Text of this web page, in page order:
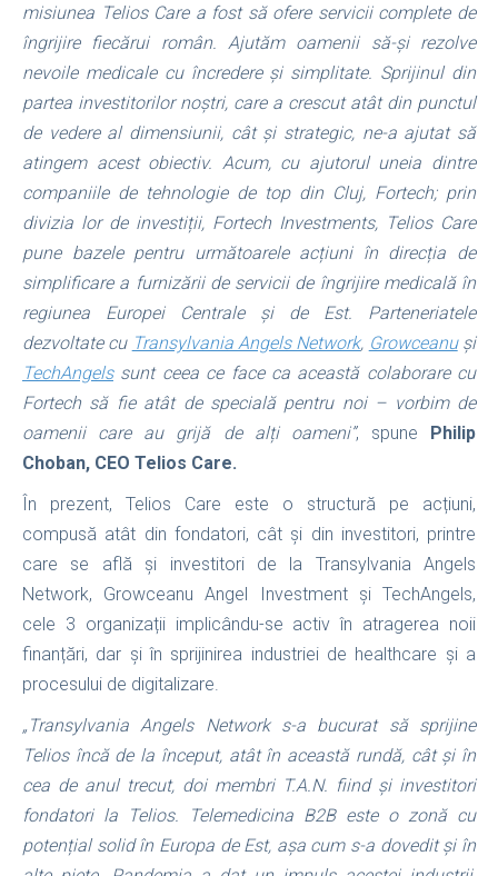
misiunea Telios Care a fost să ofere servicii complete de
îngrijire fiecărui român. Ajutăm oamenii să-și rezolve
nevoile medicale cu încredere și simplitate. Sprijinul din
partea investitorilor noștri, care a crescut atât din punctul
de vedere al dimensiunii, cât și strategic, ne-a ajutat să
atingem acest obiectiv. Acum, cu ajutorul uneia dintre
companiile de tehnologie de top din Cluj, Fortech; prin
divizia lor de investiții, Fortech Investments, Telios Care
pune bazele pentru următoarele acțiuni în direcția de
simplificare a furnizării de servicii de îngrijire medicală în
regiunea Europei Centrale și de Est. Parteneriatele
dezvoltate cu Transylvania Angels Network, Growceanuși
TechAngelssunt ceea ce face ca această colaborare cu
Fortech să fie atât de specială pentru noi – vorbim de
oamenii care au grijă de alți oameni”, spune Philip
Choban, CEO Telios Care.
În prezent, Telios Care este o structură pe acțiuni,
compusă atât din fondatori, cât și din investitori, printre
care se află și investitori de la Transylvania Angels
Network, Growceanu Angel Investment și TechAngels,
cele 3 organizații implicându-se activ în atragerea noii
finanțări, dar și în sprijinirea industriei de healthcare și a
procesului de digitalizare.
„Transylvania Angels Network s-a bucurat să sprijine
Telios încă de la început, atât în această rundă, cât și în
cea de anul trecut, doi membri T.A.N. fiind și investitori
fondatori la Telios. Telemedicina B2B este o zonă cu
potențial solid în Europa de Est, așa cum s-a dovedit și în